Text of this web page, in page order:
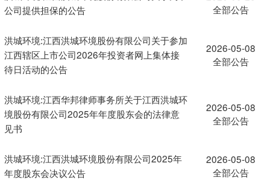
公司提供担保的公告
全部公告
洪城环境:江西洪城环境股份有限公司关于参加
江西辖区上市公司2026年投资者网上集体接
待日活动的公告
2026-05-08
全部公告
洪城环境:江西华邦律师事务所关于江西洪城环
境股份有限公司2025年年度股东会的法律意
见书
2026-05-08
全部公告
洪城环境:江西洪城环境股份有限公司2025年
年度股东会决议公告
2026-05-08
全部公告